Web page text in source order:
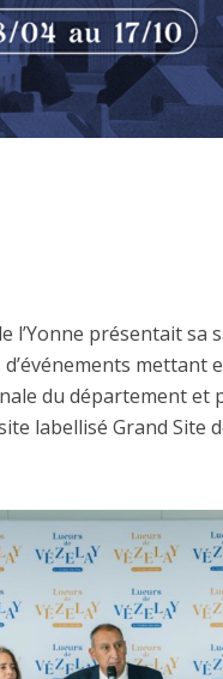
l’Yonne présentait sa
mettant
du département et
labellisé Grand Site